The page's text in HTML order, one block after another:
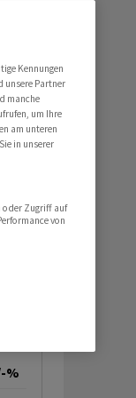
%
Kennungen
unsere Partner
manche
um Ihre
am unteren
in unserer
oder Zugriff auf
von